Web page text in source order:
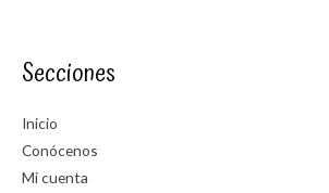
Secciones
Inicio
Conócenos
Mi cuenta